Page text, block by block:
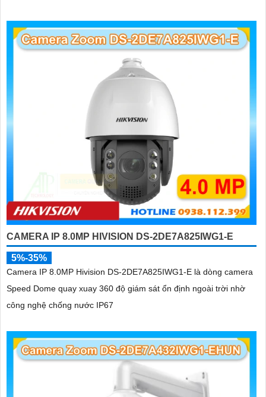
CAMERA IP 8.0MP HIVISION DS-2DE7A825IWG1-E
5%-35%
Camera IP 8.0MP Hivision DS-2DE7A825IWG1-E là dòng camera
Speed Dome quay xuay 360 độ giám sát ổn định ngoài trời nhờ
công nghệ chống nước IP67